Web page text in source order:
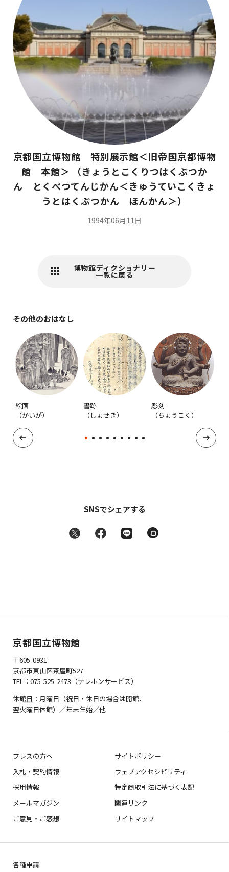
京都国立博物館 特別展示館＜旧帝国京都博物
館 本館＞ （きょうとこくりつはくぶつか
ん とくべつてんじかん＜きゅうていこくきょ
うとはくぶつかん ほんかん＞）
1994年06月11日
博物館ディクショナリー
一覧に戻る
その他のおはなし
絵画
（かいが）
書跡
（しょせき）
彫刻
（ちょうこく）
SNSでシェアする
京都国立博物館
〒605-0931
京都市東山区茶屋町527
TEL：075-525-2473（テレホンサービス）
休館日 ：月曜日（祝日・休日の場合は開館、
翌火曜日休館）／年末年始／他
プレスの方へ
サイトポリシー
入札・契約情報
ウェブアクセシビリティ
採用情報
特定商取引法に基づく表記
メールマガジン
関連リンク
ご意見・ご感想
サイトマップ
各種申請